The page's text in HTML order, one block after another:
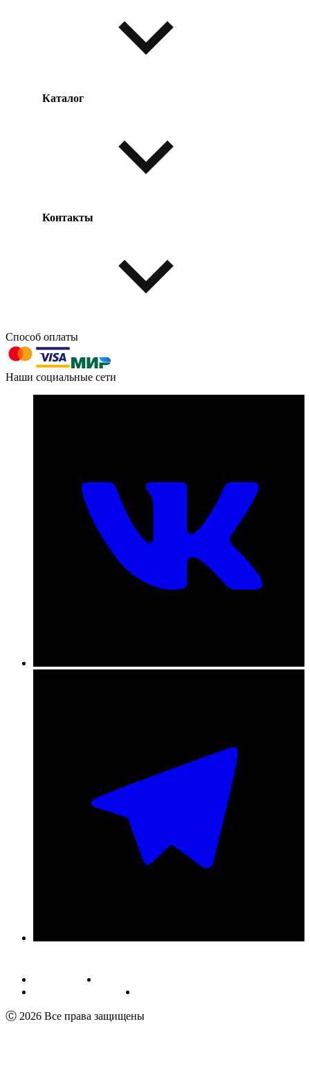
Таблица размеров
Каталог
Контакты
603004, г. Нижний Новгород, проспект Ленина, д. 95
Номер телефона для связи:
+7 (831) 290-86-98
Способ оплаты
Наши социальные сети
Публичная оферта
Пользовательское соглашение
Ⓒ 2026 Все права защищены